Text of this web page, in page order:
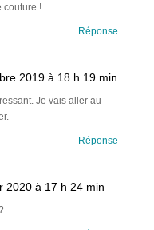
couture !
Réponse
2019 à 18 h 19 min
Je vais aller au
Réponse
2020 à 17 h 24 min